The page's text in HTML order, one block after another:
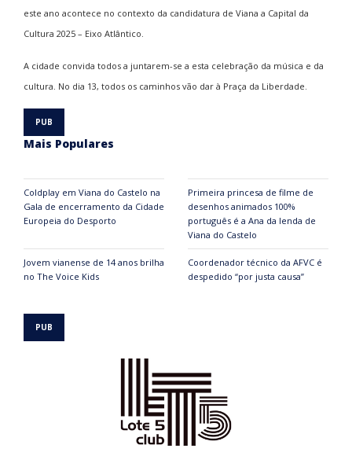
este ano acontece no contexto da candidatura de Viana a Capital da
Cultura 2025 – Eixo Atlântico.
A cidade convida todos a juntarem-se a esta celebração da música e da
cultura. No dia 13, todos os caminhos vão dar à Praça da Liberdade.
Mais Populares
Coldplay em Viana do Castelo na
Gala de encerramento da Cidade
Europeia do Desporto
Primeira princesa de filme de
desenhos animados 100%
português é a Ana da lenda de
Viana do Castelo
Jovem vianense de 14 anos brilha
no The Voice Kids
Coordenador técnico da AFVC é
despedido “por justa causa”